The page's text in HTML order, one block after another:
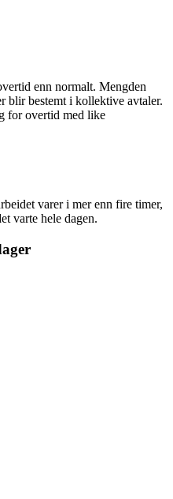
enn normalt. Mengden
blir bestemt i kollektive avtaler.
for overtid med like
varer i mer enn fire timer,
varte hele dagen.